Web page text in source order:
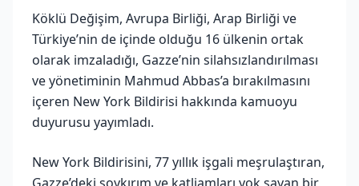
Köklü Değişim, Avrupa Birliği, Arap Birliği ve
Türkiye’nin de içinde olduğu 16 ülkenin ortak
olarak imzaladığı, Gazze’nin silahsızlandırılması
ve yönetiminin Mahmud Abbas’a bırakılmasını
içeren New York Bildirisi hakkında kamuoyu
duyurusu yayımladı.
New York Bildirisini, 77 yıllık işgali meşrulaştıran,